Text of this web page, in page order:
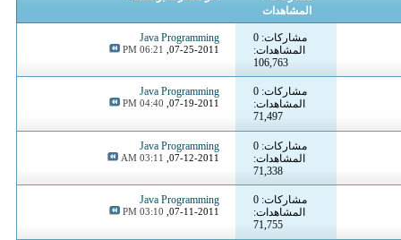
المشاهدات
مشاركات: 0
المشاهدات:
106,763
Java Programming
07-25-2011,
06:21 PM
مشاركات: 0
المشاهدات:
71,497
Java Programming
07-19-2011,
04:40 PM
مشاركات: 0
المشاهدات:
71,338
Java Programming
07-12-2011,
03:11 AM
مشاركات: 0
المشاهدات:
71,755
Java Programming
07-11-2011,
03:10 PM